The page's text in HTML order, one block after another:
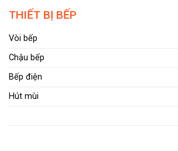
THIẾT BỊ BẾP
Vòi bếp
Chậu bếp
Bếp điện
Hút mùi